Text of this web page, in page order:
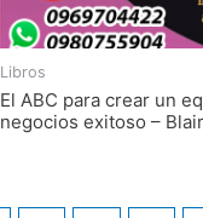
Libros
El ABC para crear un
negocios exitoso –